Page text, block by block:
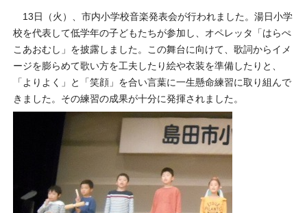
13日（火）、市内小学校音楽発表会が行われました。湯日小学
校を代表して低学年の子どもたちが参加し、オペレッタ「はらぺ
こあおむし」を披露しました。この舞台に向けて、歌詞からイメ
ージを膨らめて歌い方を工夫したり絵や衣装を準備したりと、
「よりよく」と「笑顔」を合い言葉に一生懸命練習に取り組んで
きました。その練習の成果が十分に発揮されました。